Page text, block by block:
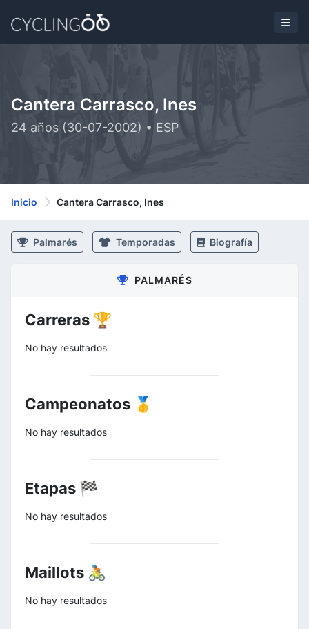
Cantera Carrasco, Ines
24 años (30-07-2002) • ESP
Inicio Cantera Carrasco, Ines
Palmarés Temporadas Biografía
PALMARÉS
Carreras 🏆
No hay resultados
Campeonatos 🥇
No hay resultados
Etapas 🏁
No hay resultados
Maillots 🚴
No hay resultados